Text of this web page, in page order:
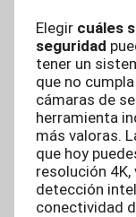
Elegir cuáles
seguridad
tener un
que no
cámaras de
herramienta
más valoras.
que hoy
resolución
detección
conectividad